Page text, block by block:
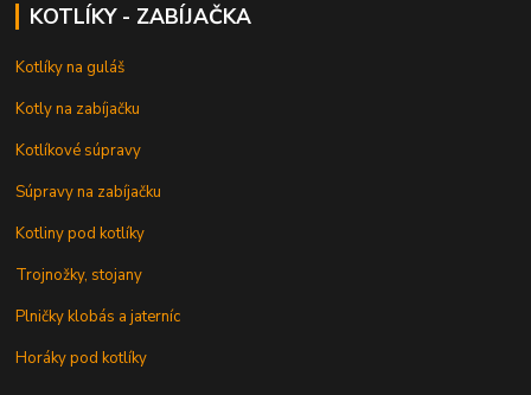
KOTLÍKY - ZABÍJAČKA
Kotlíky na guláš
Kotly na zabíjačku
Kotlíkové súpravy
Súpravy na zabíjačku
Kotliny pod kotlíky
Trojnožky, stojany
Plničky klobás a jaterníc
Horáky pod kotlíky